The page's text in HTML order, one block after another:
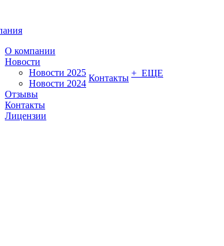
О компании
Новости
Новости 2025
Новости 2024
Отзывы
Контакты
Лицензии
Контакты + ЕЩЕ